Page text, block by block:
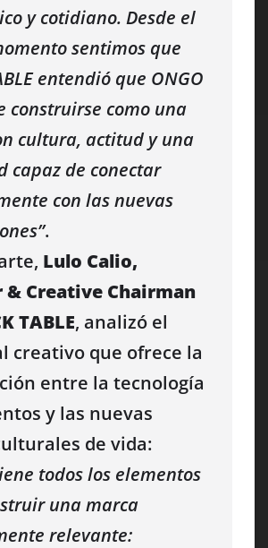
y cotidiano. Desde el
sentimos que
entendió que ONGO
construirse como una
cultura, actitud y una
capaz de conectar
con las nuevas
.
Lulo Calio,
& Creative Chairman
TABLE, analizó el
creativo que ofrece la
entre la tecnología
y las nuevas
de vida:
todos los elementos
una marca
relevante: